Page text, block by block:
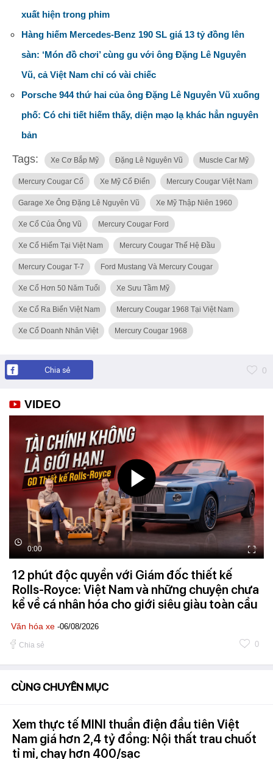
xuất hiện trong phim
Hàng hiếm Mercedes-Benz 190 SL giá 13 tỷ đồng lên
sàn: ‘Món đồ chơi’ cùng gu với ông Đặng Lê Nguyên
Vũ, cả Việt Nam chỉ có vài chiếc
Porsche 944 thứ hai của ông Đặng Lê Nguyên Vũ xuống
phố: Có chi tiết hiếm thấy, diện mạo lạ khác hẳn nguyên
bản
Tags: Xe Cơ Bắp Mỹ Đặng Lê Nguyên Vũ Muscle Car Mỹ
Mercury Cougar Cổ Xe Mỹ Cổ Điển Mercury Cougar Việt Nam
Garage Xe Ông Đặng Lê Nguyên Vũ Xe Mỹ Thập Niên 1960
Xe Cổ Của Ông Vũ Mercury Cougar Ford
Xe Cổ Hiếm Tại Việt Nam Mercury Cougar Thế Hệ Đầu
Mercury Cougar T-7 Ford Mustang Và Mercury Cougar
Xe Cổ Hơn 50 Năm Tuổi Xe Sưu Tầm Mỹ
Xe Cổ Ra Biển Việt Nam Mercury Cougar 1968 Tại Việt Nam
Xe Cổ Doanh Nhân Việt Mercury Cougar 1968
Chia sẻ 0
VIDEO
0:00
12 phút độc quyền với Giám đốc thiết kế
Rolls-Royce: Việt Nam và những chuyện chưa
kể về cá nhân hóa cho giới siêu giàu toàn cầu
Văn hóa xe -06/08/2026
Chia sẻ 0
CÙNG CHUYÊN MỤC
Xem thực tế MINI thuần điện đầu tiên Việt
Nam giá hơn 2,4 tỷ đồng: Nội thất trau chuốt
tỉ mỉ, chạy hơn 400/sạc